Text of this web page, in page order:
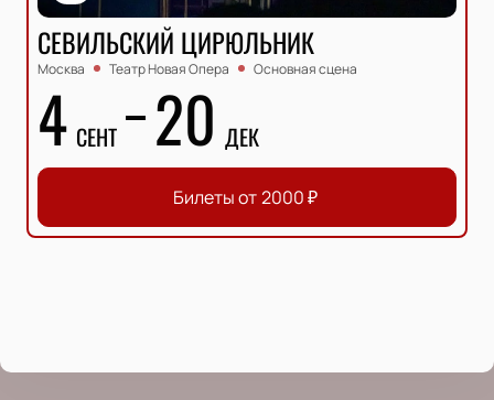
СЕВИЛЬСКИЙ ЦИРЮЛЬНИК
Москва Театр Новая Опера Основная сцена
4 СЕНТ 20 ДЕК
Билеты от 2000₽